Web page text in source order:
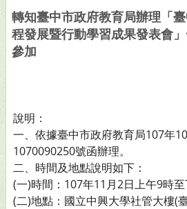
轉知臺中市政府教育局辦理「
程發展暨行動學習成果發表會
參加
說明：
一、依據臺中市政府教育局107年
1070090250號函辦理。
二、時間及地點說明如下：
(一)時間：107年11月2日上午9時至
(二)地點：國立中興大學社管大樓(